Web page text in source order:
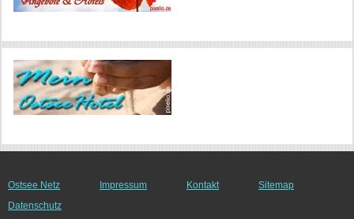
Ostsee Netz Impressum Kontakt
Sitemap
Datenschutz